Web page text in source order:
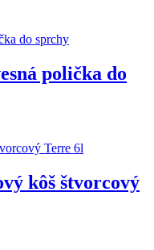
polička do
kôš štvorcový